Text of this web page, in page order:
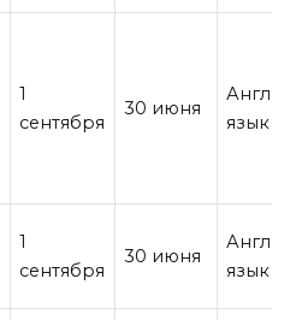
1
сентября
30 июня
язык
1
сентября
30 июня
язык